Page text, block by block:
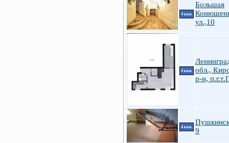
4 ккв.
Большая
ул.,10
4 ккв.
обл.,
р-н,
4 ккв.
9